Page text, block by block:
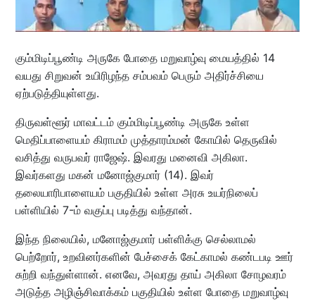
கும்மிடிப்பூண்டி அருகே போதை மறுவாழ்வு மையத்தில் 14
வயது சிறுவன் உயிரிழந்த சம்பவம் பெரும் அதிர்ச்சியை
ஏற்படுத்தியுள்ளது.
திருவள்ளூர் மாவட்டம் கும்மிடிப்பூண்டி அருகே உள்ள
மெதிப்பாளையம் கிராமம் முத்தாரம்மன் கோயில் தெருவில்
வசித்து வருபவர் ராஜேஷ். இவரது மனைவி அகிலா.
இவர்களது மகன் மனோஜ்குமார் (14). இவர்
தலையாரிபாளையம் பகுதியில் உள்ள அரசு உயர்நிலைப்
பள்ளியில் 7-ம் வகுப்பு படித்து வந்தான்.
இந்த நிலையில், மனோஜ்குமார் பள்ளிக்கு செல்லாமல்
பெற்றோர், உறவினர்களின் பேச்சைக் கேட்காமல் கண்டபடி ஊர்
சுற்றி வந்துள்ளான். எனவே, அவரது தாய் அகிலா சோழவரம்
அடுத்த அழிஞ்சிவாக்கம் பகுதியில் உள்ள போதை மறுவாழ்வு